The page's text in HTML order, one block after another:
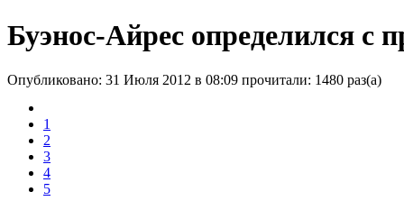
Буэнос-Айрес определился с
Опубликовано: 31 Июля 2012 в 08:09 прочитали: 1480 раз(а)
1
2
3
4
5